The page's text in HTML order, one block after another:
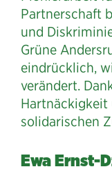
Partnerschaft
und
Grüne
eindrücklich,
verändert.
Hartnäckigkeit
solidarischen
Ewa Ernst-